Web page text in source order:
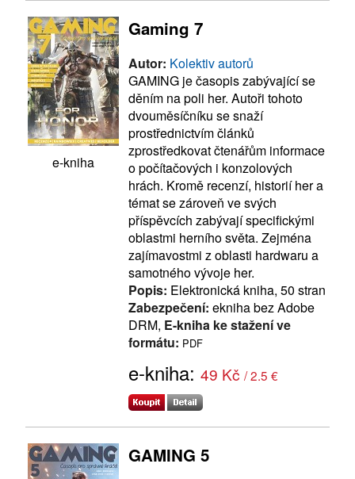
e-kniha
Gaming 7
Autor: Kolektiv autorů
GAMING je časopis zabývající se
děním na poli her. Autoři tohoto
dvouměsíčníku se snaží
prostřednictvím článků
zprostředkovat čtenářům informace
o počítačových i konzolových
hrách. Kromě recenzí, historií her a
témat se zároveň ve svých
příspěvcích zabývají specifickými
oblastmi herního světa. Zejména
zajímavostmi z oblasti hardwaru a
samotného vývoje her.
Popis: Elektronická kniha, 50 stran
Zabezpečení: ekniha bez Adobe
DRM, E-kniha ke stažení ve
formátu: PDF
e-kniha: 49 Kč / 2.5 €
GAMING 5